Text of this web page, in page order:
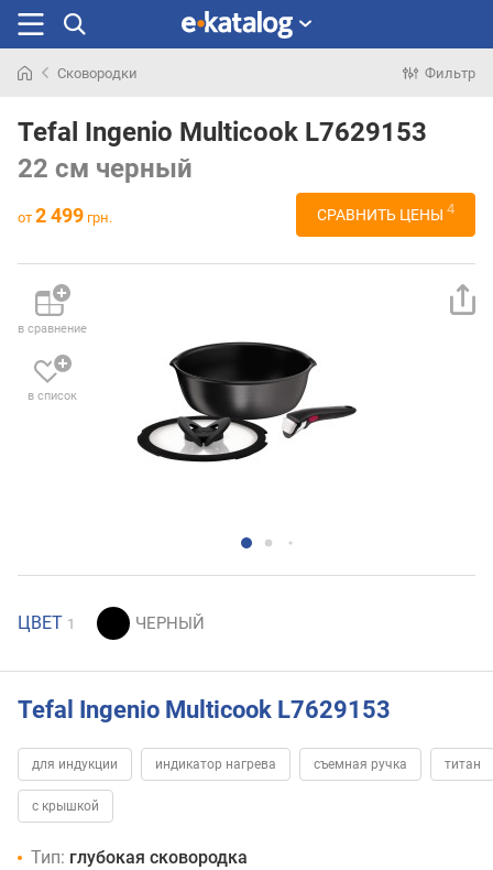
раньше
Сковородки Фильтр
Tefal Ingenio Multicook L7629153
22 см черный
от 2 499 грн. СРАВНИТЬ ЦЕНЫ 4
в сравнение
в список
ЦВЕТ 1
Tefal Ingenio Multicook L7629153
для индукции индикатор нагрева съемная ручка титан
с крышкой
Тип: глубокая сковородка